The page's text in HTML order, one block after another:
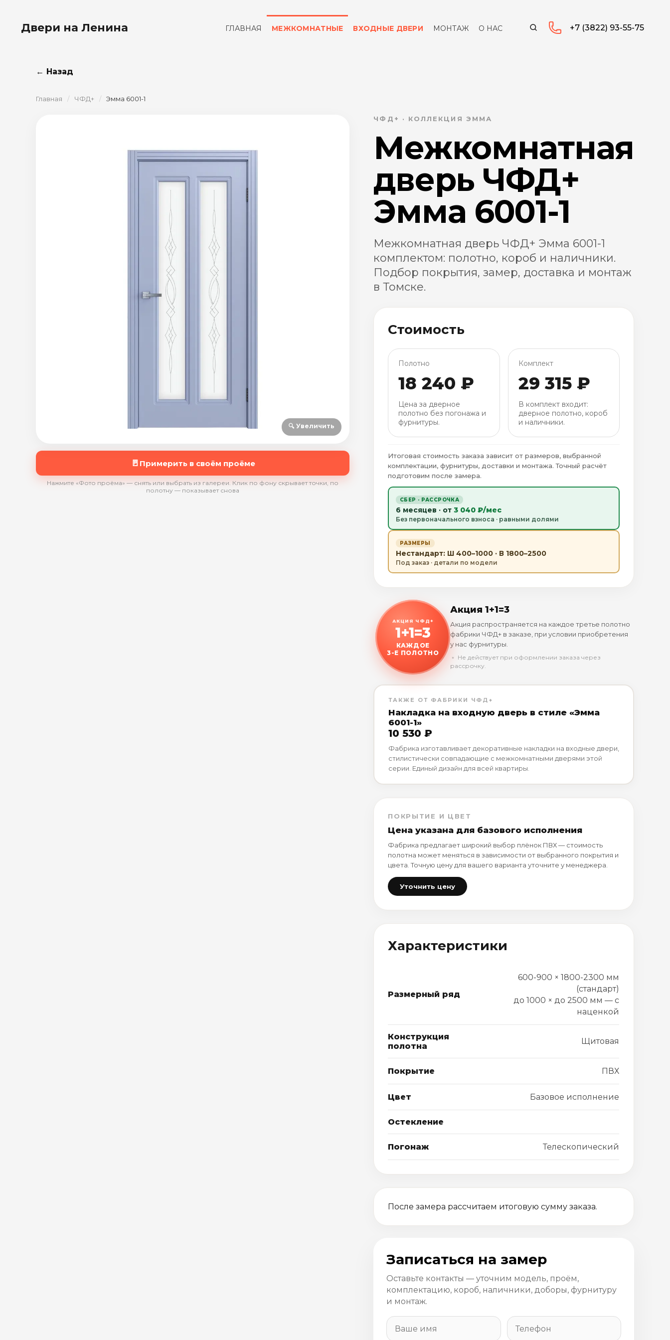
Двери на Ленина ГЛАВНАЯ МЕЖКОМНАТНЫЕ ВХОДНЫЕ ДВЕРИ МОНТАЖ О НАС +7 (3822) 93-55-75
← Назад
Главная / ЧФД+ / Эмма 6001-1
🔍 Увеличить
🚪 Примерить в своём проёме
Нажмите «Фото проёма» — снять или выбрать из галереи. Клик по фону скрывает точки, по
полотну — показывает снова
ЧФД+ · КОЛЛЕКЦИЯ ЭММА
Межкомнатная
дверь ЧФД+
Эмма 6001-1
Межкомнатная дверь ЧФД+ Эмма 6001-1
комплектом: полотно, короб и наличники.
Подбор покрытия, замер, доставка и монтаж
в Томске.
Стоимость
Полотно
18 240 ₽
Цена за дверное
полотно без погонажа и
фурнитуры.
Комплект
29 315 ₽
В комплект входит:
дверное полотно, короб
и наличники.
Итоговая стоимость заказа зависит от размеров, выбранной
комплектации, фурнитуры, доставки и монтажа. Точный расчёт
подготовим после замера.
СБЕР · РАССРОЧКА
6 месяцев · от 3 040 ₽/мес
Без первоначального взноса · равными долями
РАЗМЕРЫ
Нестандарт: Ш 400–1000 · В 1800–2500
Под заказ · детали по модели
АКЦИЯ ЧФД+
1+1=3
КАЖДОЕ
3-Е ПОЛОТНО
Акция 1+1=3
Акция распространяется на каждое третье полотно
фабрики ЧФД+ в заказе, при условии приобретения
у нас фурнитуры.
﹡ Не действует при оформлении заказа через
рассрочку.
ТАКЖЕ ОТ ФАБРИКИ ЧФД+
Накладка на входную дверь в стиле «Эмма
6001-1»
10 530 ₽
Фабрика изготавливает декоративные накладки на входные двери,
стилистически совпадающие с межкомнатными дверями этой
серии. Единый дизайн для всей квартиры.
ПОКРЫТИЕ И ЦВЕТ
Цена указана для базового исполнения
Фабрика предлагает широкий выбор плёнок ПВХ — стоимость
полотна может меняться в зависимости от выбранного покрытия и
цвета. Точную цену для вашего варианта уточните у менеджера.
Уточнить цену
Характеристики
Размерный ряд
600-900 × 1800-2300 мм
(стандарт)
до 1000 × до 2500 мм — с
наценкой
Конструкция
полотна
Щитовая
Покрытие ПВХ
Цвет Базовое исполнение
Остекление
Погонаж Телескопический
После замера рассчитаем итоговую сумму заказа.
Записаться на замер
Оставьте контакты — уточним модель, проём,
комплектацию, короб, наличники, доборы, фурнитуру
и монтаж.